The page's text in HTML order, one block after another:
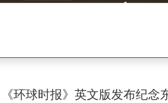
《环球时报》英文版发布纪